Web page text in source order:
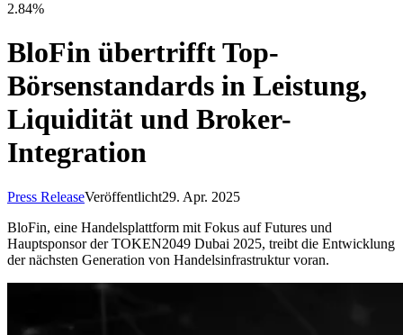
2.84%
BloFin übertrifft Top-
Börsenstandards in Leistung,
Liquidität und Broker-
Integration
Press ReleaseVeröffentlicht29. Apr. 2025
BloFin, eine Handelsplattform mit Fokus auf Futures und
Hauptsponsor der TOKEN2049 Dubai 2025, treibt die Entwicklung
der nächsten Generation von Handelsinfrastruktur voran.